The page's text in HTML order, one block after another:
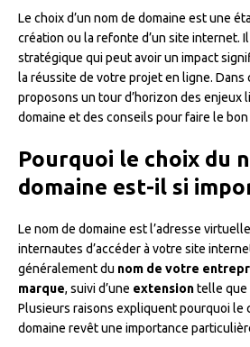
Le choix d’un nom de domaine est une
création ou la refonte d’un site internet. Il
stratégique qui peut avoir un impact
la réussite de votre projet en ligne. Dans
proposons un tour d’horizon des enjeux
domaine et des conseils pour faire le bon
Pourquoi le choix du
domaine est-il si
Le nom de domaine est l’adresse
internautes d’accéder à votre site
généralement du nom de votre
marque, suivi d’une extensiontelle que
Plusieurs raisons expliquent pourquoi le
domaine revêt une importance